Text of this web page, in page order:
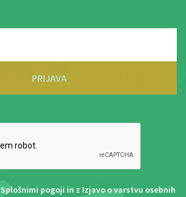
PRIJAVA
Splošnimi pogoji in z Izjavo o varstvu osebnih